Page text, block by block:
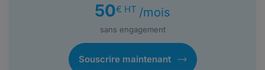
50€ HT /mois
sans engagement
Souscrire maintenant